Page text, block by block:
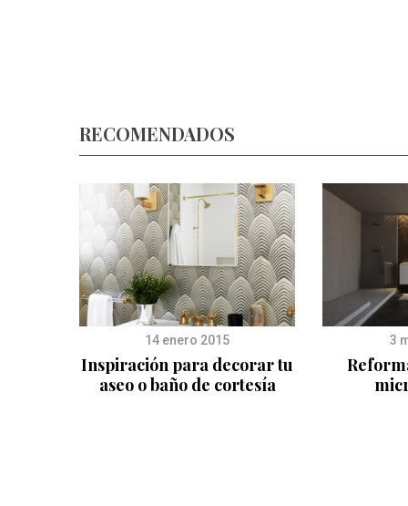
RECOMENDADOS
14 enero 2015
Inspiración para decorar tu
aseo o baño de cortesía
3